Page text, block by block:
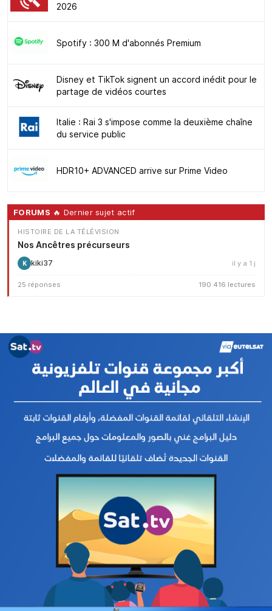
2026
Spotify : 300 M d'abonnés Premium
Disney et TikTok signent un accord inédit pour le
partage de vidéos courtes
Italie : Rai 3 s'impose comme la deuxième chaîne
du service public
HDR10+ ADVANCED arrive sur Prime Video
FORUMS 🔥 Dernier sujet actif
HISTOIRE DE LA TÉLÉVISION
Nos Ancêtres précurseurs
K kiki37 il y a 1 j
25 réponses 190 416 lectures